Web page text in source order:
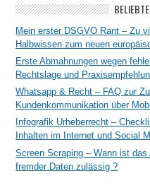
Mein erster DSGVO Rant – Zu
Halbwissen zum neuen
Erste Abmahnungen wegen
Rechtslage und
Whatsapp & Recht – FAQ zur
Kundenkommunikation über
Infografik Urheberrecht –
Inhalten im Internet und Social
Screen Scraping – Wann ist
fremder Daten zulässig ?